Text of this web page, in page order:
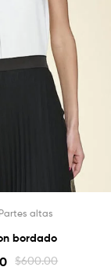
Partes altas
bordado
$600.00